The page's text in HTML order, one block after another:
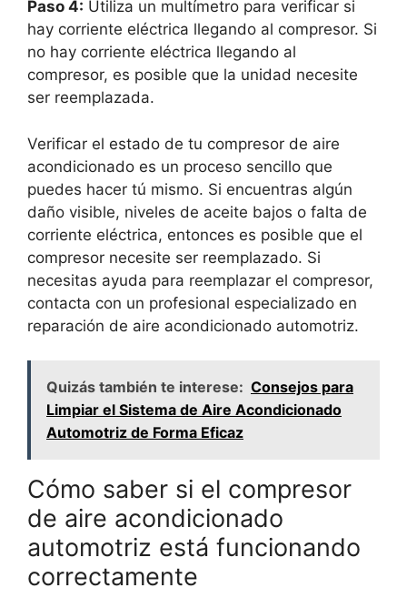
Paso 4: Utiliza un multímetro para verificar si
hay corriente eléctrica llegando al compresor. Si
no hay corriente eléctrica llegando al
compresor, es posible que la unidad necesite
ser reemplazada.
Verificar el estado de tu compresor de aire
acondicionado es un proceso sencillo que
puedes hacer tú mismo. Si encuentras algún
daño visible, niveles de aceite bajos o falta de
corriente eléctrica, entonces es posible que el
compresor necesite ser reemplazado. Si
necesitas ayuda para reemplazar el compresor,
contacta con un profesional especializado en
reparación de aire acondicionado automotriz.
Quizás también te interese: Consejos para
Limpiar el Sistema de Aire Acondicionado
Automotriz de Forma Eficaz
Cómo saber si el compresor
de aire acondicionado
automotriz está funcionando
correctamente